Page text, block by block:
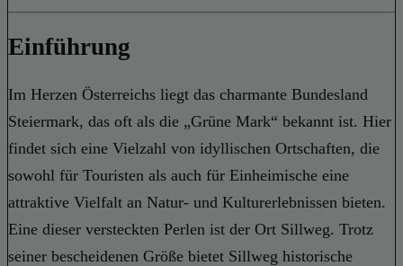
Einführung
Im Herzen Österreichs liegt das charmante Bundesland
Steiermark, das oft als die „Grüne Mark“ bekannt ist. Hier
findet sich eine Vielzahl von idyllischen Ortschaften, die
sowohl für Touristen als auch für Einheimische eine
attraktive Vielfalt an Natur- und Kulturerlebnissen bieten.
Eine dieser versteckten Perlen ist der Ort Sillweg. Trotz
seiner bescheidenen Größe bietet Sillweg historische